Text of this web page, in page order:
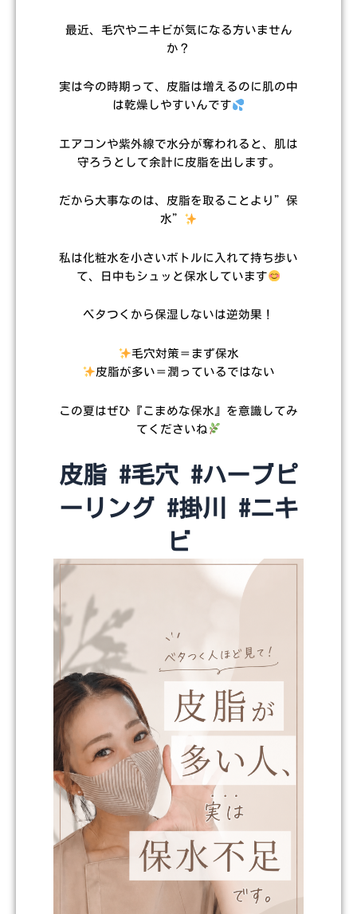
最近、毛穴やニキビが気になる方いません
か？
実は今の時期って、皮脂は増えるのに肌の中
は乾燥しやすいんです
エアコンや紫外線で水分が奪われると、肌は
守ろうとして余計に皮脂を出します。
だから大事なのは、皮脂を取ることより”保
水”
私は化粧水を小さいボトルに入れて持ち歩い
て、日中もシュッと保水しています
ベタつくから保湿しないは逆効果！
毛穴対策＝まず保水
皮脂が多い＝潤っているではない
この夏はぜひ『こまめな保水』を意識してみ
てくださいね
皮脂 #毛穴 #ハーブピ
ーリング #掛川 #ニキ
ビ